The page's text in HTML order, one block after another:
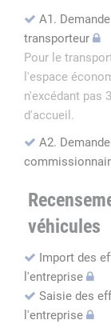
A1.
transporteur
Pour le
l'espace
n'excédant pas
d'accueil.
A2.
véhicules
Import des
l'entreprise
Saisie des
l'entreprise